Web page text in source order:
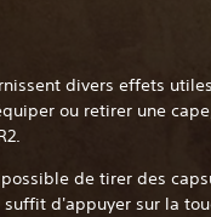
divers effets
ou retirer une
de tirer des
suffit d'appuyer sur la